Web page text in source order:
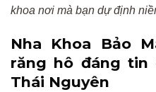
khoa nơi mà bạn dự định
Nha Khoa Bảo
răng hô đáng tin
Thái Nguyên